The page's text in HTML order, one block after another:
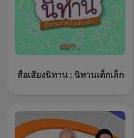
สื่อเสียงนิทาน : นิทานเด็กเล็ก